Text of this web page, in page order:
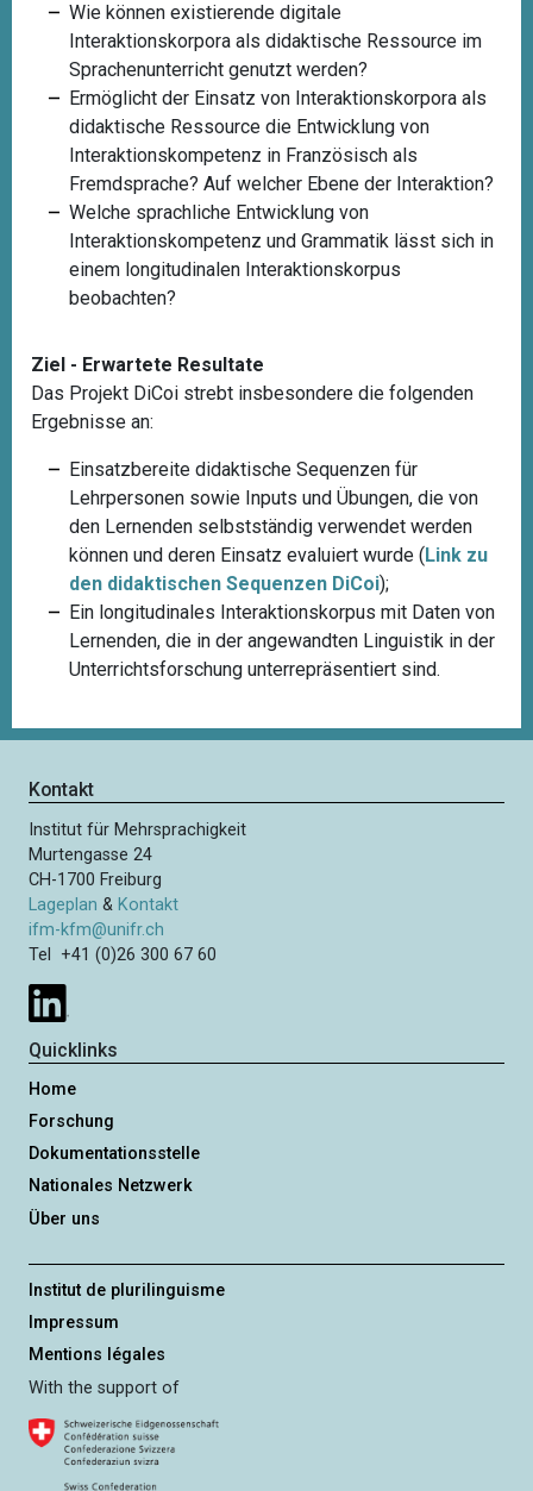
Wie können existierende digitale
Interaktionskorpora als didaktische Ressource im
Sprachenunterricht genutzt werden?
Ermöglicht der Einsatz von Interaktionskorpora als
didaktische Ressource die Entwicklung von
Interaktionskompetenz in Französisch als
Fremdsprache? Auf welcher Ebene der Interaktion?
Welche sprachliche Entwicklung von
Interaktionskompetenz und Grammatik lässt sich in
einem longitudinalen Interaktionskorpus
beobachten?
Ziel - Erwartete Resultate
Das Projekt DiCoi strebt insbesondere die folgenden
Ergebnisse an:
Einsatzbereite didaktische Sequenzen für
Lehrpersonen sowie Inputs und Übungen, die von
den Lernenden selbstständig verwendet werden
können und deren Einsatz evaluiert wurde ( Link zu
den didaktischen Sequenzen DiCoi);
Ein longitudinales Interaktionskorpus mit Daten von
Lernenden, die in der angewandten Linguistik in der
Unterrichtsforschung unterrepräsentiert sind.
Kontakt
Institut für Mehrsprachigkeit
Murtengasse 24
CH-1700 Freiburg
Lageplan & Kontakt
ifm-kfm@unifr.ch
Tel +41 (0)26 300 67 60
Quicklinks
Home
Forschung
Dokumentationsstelle
Nationales Netzwerk
Über uns
Institut de plurilinguisme
Impressum
Mentions légales
With the support of